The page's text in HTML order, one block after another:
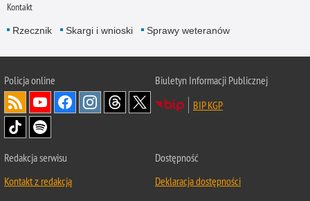
Kontakt
Rzecznik Skargi i wnioski Sprawy weteranów
Policjaonline
Biuletyn Informacji Publicznej
BIP KGP
Redakcja serwisu
Kontakt z redakcją
Dostępność
Deklaracja dostępności